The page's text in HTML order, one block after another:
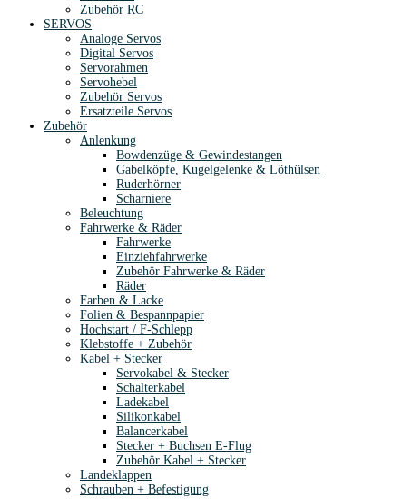
Zubehör RC
SERVOS
Analoge Servos
Digital Servos
Servorahmen
Servohebel
Zubehör Servos
Ersatzteile Servos
Zubehör
Anlenkung
Bowdenzüge & Gewindestangen
Gabelköpfe, Kugelgelenke & Löthülsen
Ruderhörner
Scharniere
Beleuchtung
Fahrwerke & Räder
Fahrwerke
Einziehfahrwerke
Zubehör Fahrwerke & Räder
Räder
Farben & Lacke
Folien & Bespannpapier
Hochstart / F-Schlepp
Klebstoffe + Zubehör
Kabel + Stecker
Servokabel & Stecker
Schalterkabel
Ladekabel
Silikonkabel
Balancerkabel
Stecker + Buchsen E-Flug
Zubehör Kabel + Stecker
Landeklappen
Schrauben + Befestigung